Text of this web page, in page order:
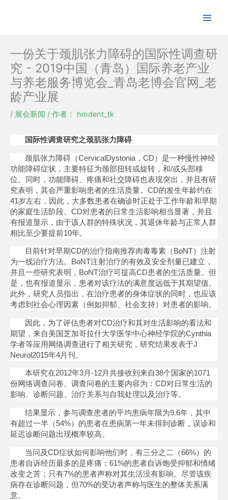
内
一份关于颈肌张力障碍的国际性调查研
究 - 2019中国（青岛）国际养老产业
与养老服务博览会_青岛老博会官网_老
龄产业展
/ 展会新闻 / 作者： hmdent_tk
国际性调查研究之颈肌张力障碍
颈肌张力障碍（CervicalDystonia，CD）是一种慢性神经
功能障碍症状，主要特征为颈部扭转或旋转，和/或头部移
位。同时，功能障碍、疼痛和社交障碍也表现突出，并且有研
究表明，其会严重影响患者的生活质量。CD的发生年龄约在
41岁左右，因此，大多数患者在确诊时正处于工作年龄和早期
的家庭生活阶段。CD对患者的日常生活影响相当显著，并且
有报道显示，由于该人群的特殊状况，其退休年龄与正常人群
相比至少要提前10年。
目前针对早期CD的治疗指南推荐肉毒毒素（BoNT）注射
为一线治疗方法。BoNT注射治疗的有效及安全剂量已建立，
并且一些研究表明，BoNT治疗可提高CD患者的生活质量。但
是，也有报道显示，患者对该疗法的满意度远低于其期望值。
此外，研究人员指出，在治疗患者的身体症状的同时，也应该
考虑到社会心理因素（例如抑郁、社会支持）对患者的影响。
因此，为了评估患者对CD治疗和其对生活影响的看法和
期望，来自美国芝加哥拉什大学医学中心神经学院的Cynthia
学者等应用网络调查进行了相关研究，研究结果发表于J
Neurol2015年4月刊。
本研究在2012年3月-12月共接收到来自38个国家的1071
份网络调查问卷。调查问卷的主要内容为：CD对日常生活的
影响、诊断问题、治疗关系与自我处理以及治疗等。
结果显示，参与调查患者的平均患病年限为9.6年，其中
有超过一半（54%）的患者在患病第一年未得到诊断，误诊和
延迟诊断问题出现概率较高。
当问及CD症状如何影响他们时，有三分之二（66%）的
患者自诉经历最多的是疼痛；61%的患者自诉饱受抑郁和情绪
改变之苦；只有7%的患者声称对其生活没有影响。尽管该疾
病存在诊断问题，但70%的受访者声称与医生的整体关系满
意。